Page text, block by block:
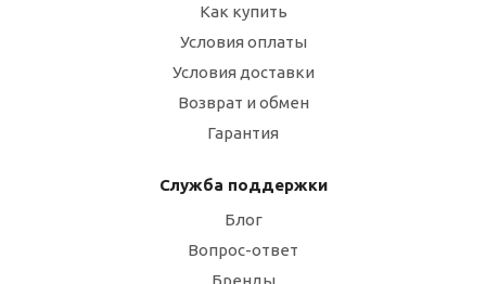
Как купить
Условия оплаты
Условия доставки
Возврат и обмен
Гарантия
Служба поддержки
Блог
Вопрос-ответ